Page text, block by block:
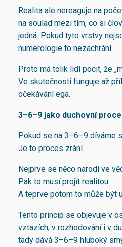
Realita ale nereaguje na
na soulad mezi tím, co si
jedná. Pokud tyto vrstvy
numerologie to nezachrání.
Proto má tolik lidí pocit, že
Ve skutečnosti funguje až
očekávání ega.
3–6–9 jako duchovní
Pokud se na 3–6–9 díváme
Je to proces zrání.
Nejprve se něco narodí ve
Pak to musí projít realitou.
A teprve potom to může být
Tento princip se objevuje v
vztazích, v rozhodování i v
tady dává 3–6–9 hluboký